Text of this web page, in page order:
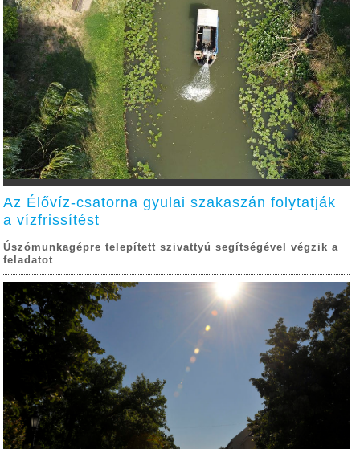
Az Élővíz-csatorna gyulai szakaszán folytatják
a vízfrissítést
Úszómunkagépre telepített szivattyú segítségével végzik a
feladatot